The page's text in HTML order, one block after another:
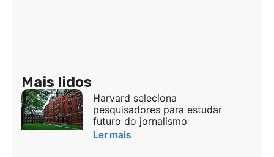
Mais lidos
Harvard seleciona
pesquisadores para estudar
futuro do jornalismo
Ler mais